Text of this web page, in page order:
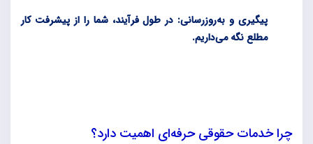
پیگیری و به‌روزرسانی: در طول فرآیند، شما را از پیشرفت کار
مطلع نگه می‌داریم.
چرا خدمات حقوقی حرفه‌ای اهمیت دارد؟